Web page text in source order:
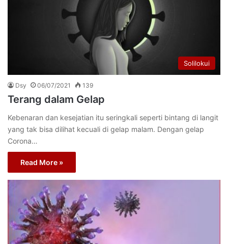
Solilokui
Dsy 06/07/2021 139
Terang dalam Gelap
Kebenaran dan kesejatian itu seringkali seperti bintang di langit
yang tak bisa dilihat kecuali di gelap malam. Dengan gelap
Corona…
Read More »